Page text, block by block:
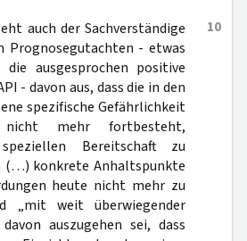
10
auch der Sachverständige
Prognosegutachten - etwas
ausgesprochen positive
- davon aus, dass die in den
spezifische Gefährlichkeit
mehr fortbesteht,
Bereitschaft zu
(…) konkrete Anhaltspunkte
heute nicht mehr zu
„mit weit überwiegender
auszugehen sei, dass